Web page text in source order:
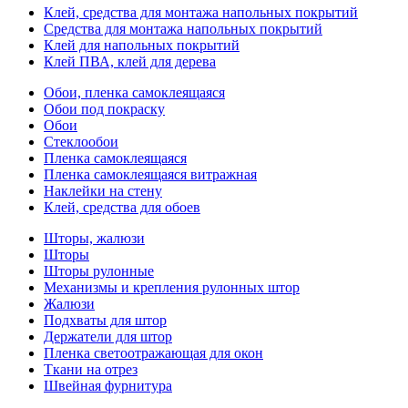
Клей, средства для монтажа напольных покрытий
Средства для монтажа напольных покрытий
Клей для напольных покрытий
Клей ПВА, клей для дерева
Обои, пленка самоклеящаяся
Обои под покраску
Обои
Стеклообои
Пленка самоклеящаяся
Пленка самоклеящаяся витражная
Наклейки на стену
Клей, средства для обоев
Шторы, жалюзи
Шторы
Шторы рулонные
Механизмы и крепления рулонных штор
Жалюзи
Подхваты для штор
Держатели для штор
Пленка светоотражающая для окон
Ткани на отрез
Швейная фурнитура